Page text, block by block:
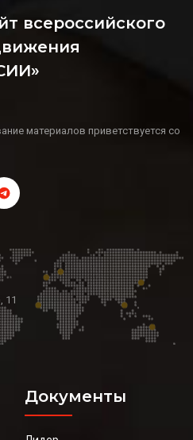
всероссийского
материалов приветствуется со
11
Документы